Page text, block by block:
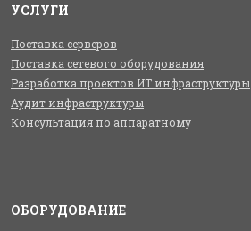
УСЛУГИ
Поставка серверов
Поставка сетевого оборудования
Разработка проектов ИТ инфраструктуры
Аудит инфраструктуры
Консультация по аппаратному
ОБОРУДОВАНИЕ